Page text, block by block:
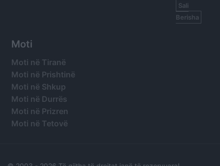
Sali
Berisha
Moti
Moti në Tiranë
Moti në Prishtinë
Moti në Shkup
Moti në Durrës
Moti në Prizren
Moti në Tetovë